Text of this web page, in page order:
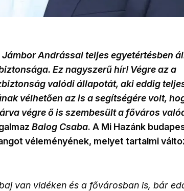
Andrással teljes egyetértésben
Ez nagyszerű hír! Végre az a
valódi állapotát, aki eddig
vélhetően az is a segítségére volt,
végre ő is szembesült a főváros
Balog Csaba. A Mi Hazánk
véleményének, melyet tartalmi
van vidéken és a fővárosban is, bár